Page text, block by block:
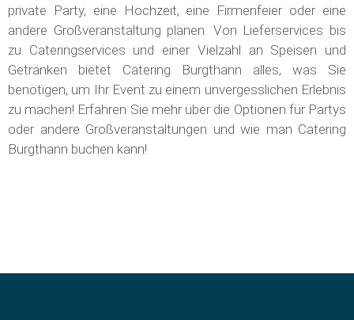
private Party, eine Hochzeit, eine Firmenfeier oder eine
andere Großveranstaltung planen. Von Lieferservices bis
zu Cateringservices und einer Vielzahl an Speisen und
Getränken bietet Catering Burgthann alles, was Sie
benötigen, um Ihr Event zu einem unvergesslichen Erlebnis
zu machen! Erfahren Sie mehr über die Optionen für Partys
oder andere Großveranstaltungen und wie man Catering
Burgthann buchen kann!